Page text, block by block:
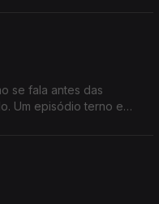
se fala antes das
Um episódio terno e